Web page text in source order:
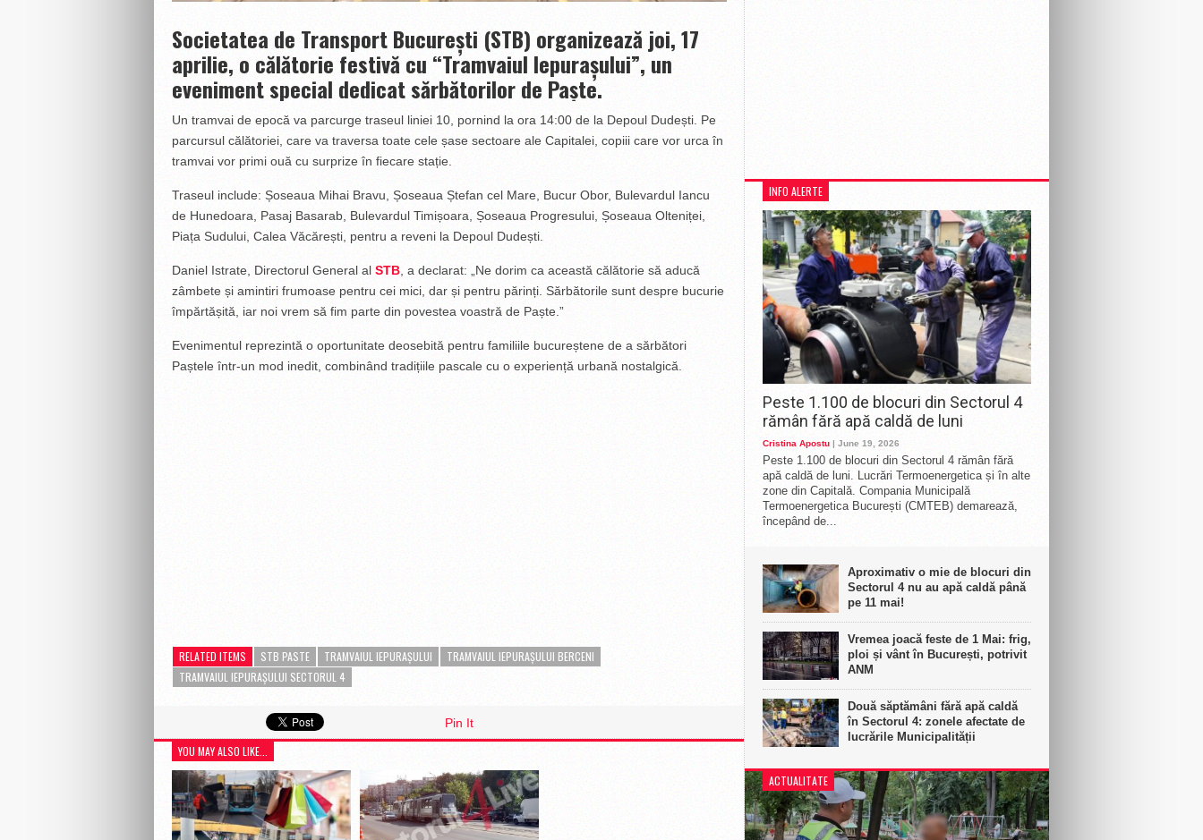
Societatea de Transport București (STB) organizează joi, 17
aprilie, o călătorie festivă cu “Tramvaiul Iepurașului”, un
eveniment special dedicat sărbătorilor de Paște.
Un tramvai de epocă va parcurge traseul liniei 10, pornind la ora 14:00 de la Depoul Dudești. Pe
parcursul călătoriei, care va traversa toate cele șase sectoare ale Capitalei, copiii care vor urca în
tramvai vor primi ouă cu surprize în fiecare stație.
Traseul include: Șoseaua Mihai Bravu, Șoseaua Ștefan cel Mare, Bucur Obor, Bulevardul Iancu
de Hunedoara, Pasaj Basarab, Bulevardul Timișoara, Șoseaua Progresului, Șoseaua Olteniței,
Piața Sudului, Calea Văcărești, pentru a reveni la Depoul Dudești.
Daniel Istrate, Directorul General al STB , a declarat: „Ne dorim ca această călătorie să aducă
zâmbete și amintiri frumoase pentru cei mici, dar și pentru părinți. Sărbătorile sunt despre bucurie
împărtășită, iar noi vrem să fim parte din povestea voastră de Paște.”
Evenimentul reprezintă o oportunitate deosebită pentru familiile bucureștene de a sărbători
Paștele într-un mod inedit, combinând tradițiile pascale cu o experiență urbană nostalgică.
RELATED ITEMS STB PASTE TRAMVAIUL IEPURAȘULUI
TRAMVAIUL IEPURAȘULUI BERCENI
TRAMVAIUL IEPURAȘULUI SECTORUL 4
Pin It
YOU MAY ALSO LIKE...
INFO ALERTE
Peste 1.100 de blocuri din Sectorul 4
rămân fără apă caldă de luni
Cristina Apostu | June 19, 2026
Peste 1.100 de blocuri din Sectorul 4 rămân fără
apă caldă de luni. Lucrări Termoenergetica și în alte
zone din Capitală. Compania Municipală
Termoenergetica București (CMTEB) demarează,
începând de...
Aproximativ o mie de blocuri din
Sectorul 4 nu au apă caldă până
pe 11 mai!
Vremea joacă feste de 1 Mai: frig,
ploi și vânt în București, potrivit
ANM
Două săptămâni fără apă caldă
în Sectorul 4: zonele afectate de
lucrările Municipalității
ACTUALITATE